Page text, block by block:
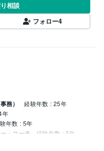
相談
フォロー4
務） 経験年数 : 25年
年
年数 : 5年
・コーチ 経験年数 : 5年